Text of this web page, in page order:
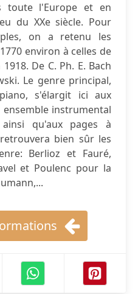
toute l'Europe et en
du XXe siècle. Pour
on a retenu les
environ à celles de
De C. Ph. E. Bach
Le genre principal,
s'élargit ici aux
instrumental
qu'aux pages à
bien sûr les
Berlioz et Fauré,
et Poulenc pour la